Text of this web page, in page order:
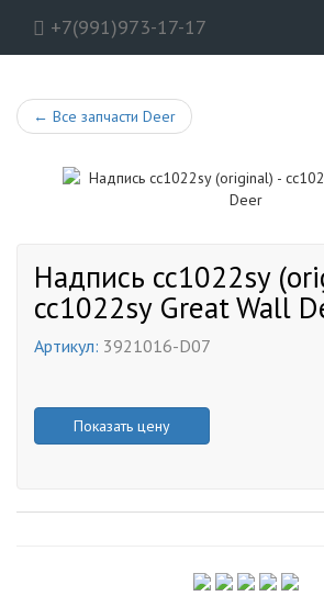
+7(991)973-17-17
← Все запчасти Deer
Надпись cc1022sy
cc1022sy Great Wall
Артикул: 3921016-D07
Показать цену